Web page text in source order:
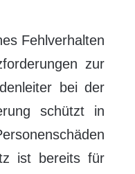
Fehlverhalten
zur
bei der
schützt in
ist bereits für